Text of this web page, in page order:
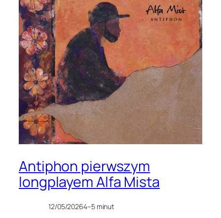
Antiphon pierwszym
longplayem Alfa Mista
12/05/20264–5 minut